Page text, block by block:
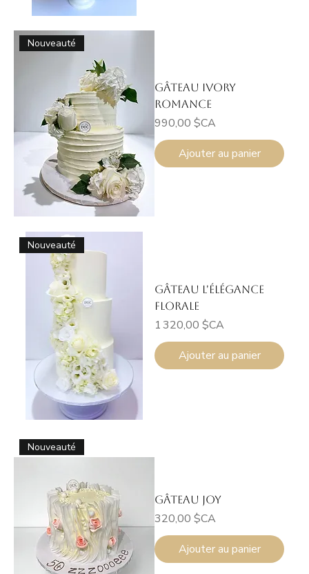
Nouveauté
Gâteau Ivory
Romance
Prix
990,00 $CA
Ajouter au panier
Nouveauté
Gâteau L'Élégance
Florale
Prix
1 320,00 $CA
Ajouter au panier
Nouveauté
Gâteau Joy
Prix
320,00 $CA
Ajouter au panier